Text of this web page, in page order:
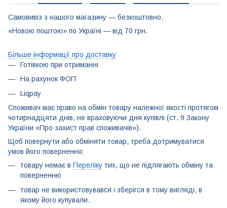
Самовивіз з нашого магазину — безкоштовно.
«Новою поштою» по Україні — від 70 грн.
Більше інформації про доставку
Готівкою при отриманні
На рахунок ФОП
Liqpay
Споживач має право на обмін товару належної якості протягом
чотирнадцяти днів, не враховуючи дня купівлі (ст. 9 Закону
України «Про захист прав споживачів»).
Щоб повернути або обміняти товар, треба дотримуватися
умов його повернення:
товару немає в Переліку тих, що не підлягають обміну та
поверненню
товар не використовувався і зберігся в тому вигляді, в
якому його купували.